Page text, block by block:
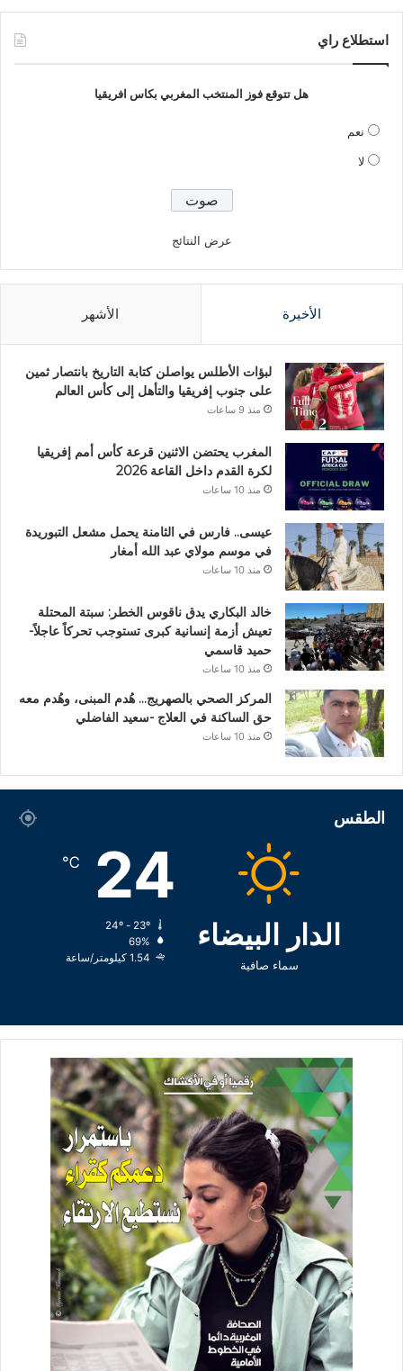
استطلاع راي
هل تتوقع فوز المنتخب المغربي بكاس افريقيا
نعم
لا
عرض النتائج
الأخيرة الأشهر
لبؤات الأطلس يواصلن كتابة التاريخ بانتصار ثمين
على جنوب إفريقيا والتأهل إلى كأس العالم
منذ 9 ساعات
المغرب يحتضن الاثنين قرعة كأس أمم إفريقيا
لكرة القدم داخل القاعة 2026
منذ 10 ساعات
عيسى.. فارس في الثامنة يحمل مشعل التبوريدة
في موسم مولاي عبد الله أمغار
منذ 10 ساعات
خالد البكاري يدق ناقوس الخطر: سبتة المحتلة
تعيش أزمة إنسانية كبرى تستوجب تحركاً عاجلاً-
حميد قاسمي
منذ 10 ساعات
المركز الصحي بالصهريج… هُدم المبنى، وهُدم معه
حق الساكنة في العلاج -سعيد الفاضلي
منذ 10 ساعات
الطقس
الدار البيضاء
سماء صافية
24
℃
69%
1.54 كيلومتر/ساعة